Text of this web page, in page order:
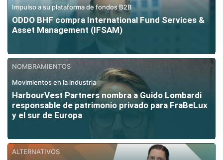
Impulso a su plataforma de fondos B2B
ODDO BHF compra International Fund Services &
Asset Management (IFSAM)
NOMBRAMIENTOS
Movimientos en la industria
HarbourVest Partners nombra a Guido Lombardi
responsable de patrimonio privado para FraBeLux
y el sur de Europa
ALTERNATIVOS